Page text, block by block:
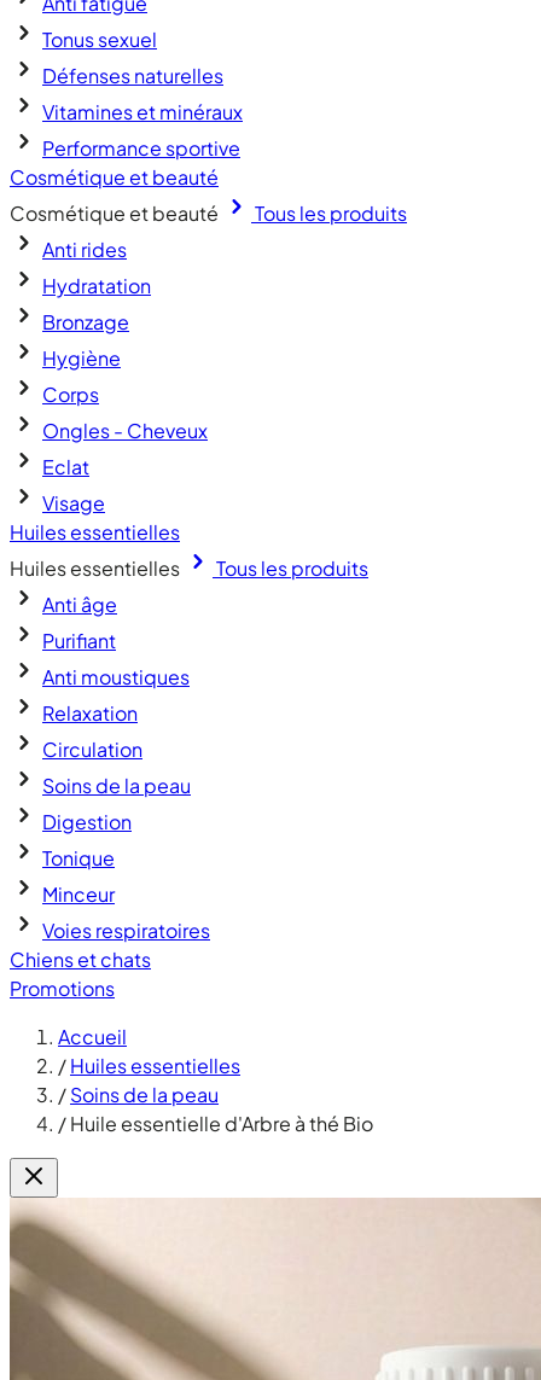
Tonus sexuel
Défenses naturelles
Vitamines et minéraux
Performance sportive
Cosmétique et beauté
Cosmétique et beauté
Tous les produits
Anti rides
Hydratation
Bronzage
Hygiène
Corps
Ongles - Cheveux
Eclat
Visage
Huiles essentielles
Huiles essentielles
Tous les produits
Anti âge
Purifiant
Anti moustiques
Relaxation
Circulation
Soins de la peau
Digestion
Tonique
Minceur
Voies respiratoires
Chiens et chats
Promotions
Accueil
/Huiles essentielles
/Soins de la peau
/Huile essentielle d'Arbre à thé Bio